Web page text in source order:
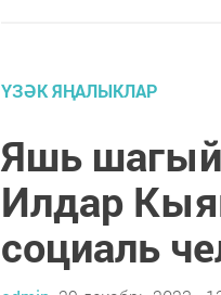
ҮЗӘК ЯҢАЛЫКЛАР
Яшь
Илдар
социаль